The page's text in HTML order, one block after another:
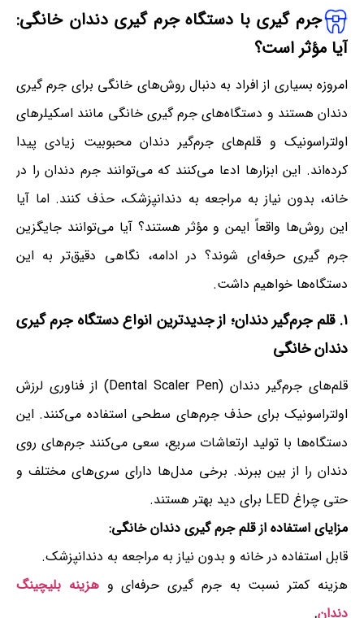
جرم گیری با دستگاه جرم گیری دندان خانگی:
آیا مؤثر است؟
امروزه بسیاری از افراد به دنبال روش‌های خانگی برای جرم گیری
دندان هستند و دستگاه‌های جرم گیری خانگی مانند اسکیلرهای
اولتراسونیک و قلم‌های جرم‌گیر دندان محبوبیت زیادی پیدا
کرده‌اند. این ابزارها ادعا می‌کنند که می‌توانند جرم دندان را در
خانه، بدون نیاز به مراجعه به دندانپزشک، حذف کنند. اما آیا
این روش‌ها واقعاً ایمن و مؤثر هستند؟ آیا می‌توانند جایگزین
جرم گیری حرفه‌ای شوند؟ در ادامه، نگاهی دقیق‌تر به این
دستگاه‌ها خواهیم داشت.
۱. قلم جرم‌گیر دندان؛ از جدیدترین انواع دستگاه جرم گیری
دندان خانگی
قلم‌های جرم‌گیر دندان (Dental Scaler Pen) از فناوری لرزش
اولتراسونیک برای حذف جرم‌های سطحی استفاده می‌کنند. این
دستگاه‌ها با تولید ارتعاشات سریع، سعی می‌کنند جرم‌های روی
دندان را از بین ببرند. برخی مدل‌ها دارای سری‌های مختلف و
حتی چراغ LED برای دید بهتر هستند.
مزایای استفاده از قلم جرم گیری دندان خانگی:
قابل استفاده در خانه و بدون نیاز به مراجعه به دندانپزشک.
هزینه کمتر نسبت به جرم گیری حرفه‌ای و هزینه بلیچینگ
دندان.